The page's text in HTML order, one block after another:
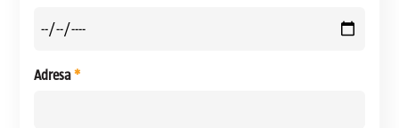
Adresa*